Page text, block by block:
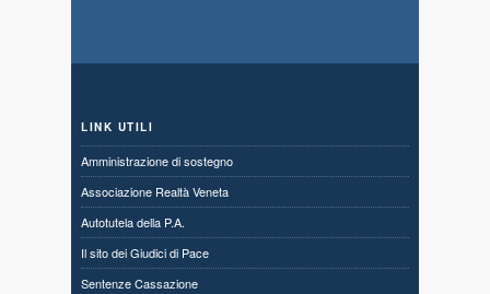
LINK UTILI
Amministrazione di sostegno
Associazione Realtà Veneta
Autotutela della P.A.
Il sito dei Giudici di Pace
Sentenze Cassazione